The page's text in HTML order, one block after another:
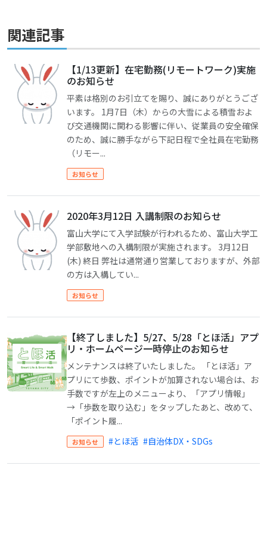
関連記事
【1/13更新】在宅勤務(リモートワーク)実施
のお知らせ
平素は格別のお引立てを賜り、誠にありがとうござ
います。 1月7日（木）からの大雪による積雪およ
び交通機関に関わる影響に伴い、従業員の安全確保
のため、誠に勝手ながら下記日程で全社員在宅勤務
（リモー...
お知らせ
2020年3月12日 入講制限のお知らせ
富山大学にて入学試験が行われるため、富山大学工
学部敷地への入構制限が実施されます。 3月12日
(木) 終日 弊社は通常通り営業しておりますが、外部
の方は入構してい...
お知らせ
【終了しました】5/27、5/28「とほ活」アプ
リ・ホームページ一時停止のお知らせ
メンテナンスは終了いたしました。 「とほ活」ア
プリにて歩数、ポイントが加算されない場合は、お
手数ですが左上のメニューより、「アプリ情報」
→「歩数を取り込む」をタップしたあと、改めて、
「ポイント履...
お知らせ #とほ活 #自治体DX・SDGs